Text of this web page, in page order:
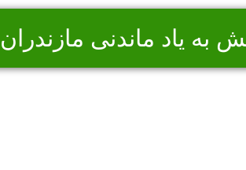
به یاد ماندنی